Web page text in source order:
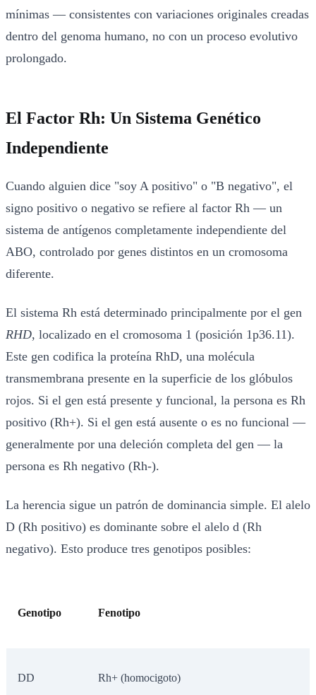
mínimas — consistentes con variaciones originales creadas
dentro del genoma humano, no con un proceso evolutivo
prolongado.
El Factor Rh: Un Sistema Genético
Independiente
Cuando alguien dice "soy A positivo" o "B negativo", el
signo positivo o negativo se refiere al factor Rh — un
sistema de antígenos completamente independiente del
ABO, controlado por genes distintos en un cromosoma
diferente.
El sistema Rh está determinado principalmente por el gen
RHD, localizado en el cromosoma 1 (posición 1p36.11).
Este gen codifica la proteína RhD, una molécula
transmembrana presente en la superficie de los glóbulos
rojos. Si el gen está presente y funcional, la persona es Rh
positivo (Rh+). Si el gen está ausente o es no funcional —
generalmente por una deleción completa del gen — la
persona es Rh negativo (Rh-).
La herencia sigue un patrón de dominancia simple. El alelo
D (Rh positivo) es dominante sobre el alelo d (Rh
negativo). Esto produce tres genotipos posibles:
Genotipo Fenotipo
DD Rh+ (homocigoto)